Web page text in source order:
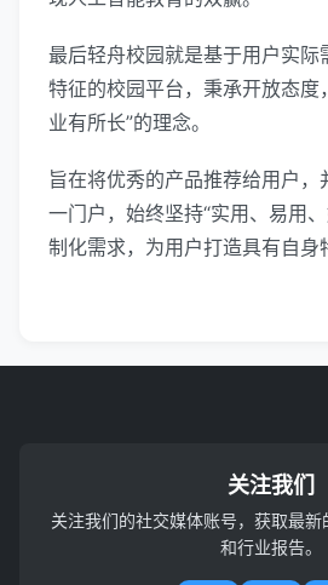
最后轻舟校园就是基于用户实际
特征的校园平台，秉承开放态度
业有所长”的理念。
旨在将优秀的产品推荐给用户
一门户，始终坚持“实用、易用
制化需求，为用户打造具有自身
关注我们
关注我们的社交媒体账号，获取最
和行业报告。